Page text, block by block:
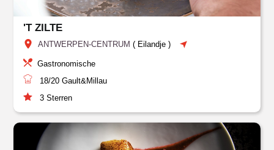
'T ZILTE
ANTWERPEN-CENTRUM ( Eilandje )
Gastronomische
18/20 Gault&Millau
3 Sterren